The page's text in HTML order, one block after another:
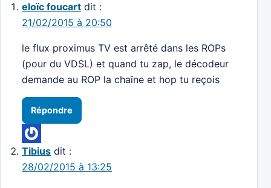
eloïc foucart dit :
21/02/2015 à 20:50
le flux proximus TV est arrêté dans les ROPs
(pour du VDSL) et quand tu zap, le décodeur
demande au ROP la chaîne et hop tu reçois
Répondre
Tibius dit :
28/02/2015 à 13:25